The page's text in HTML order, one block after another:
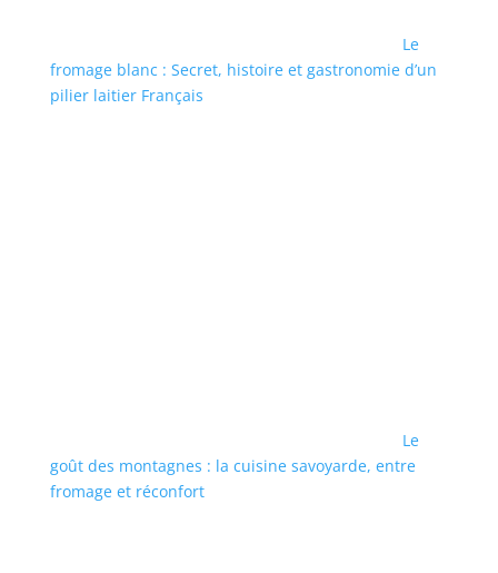
Le
fromage blanc : Secret, histoire et gastronomie d’un
pilier laitier Français
Le
goût des montagnes : la cuisine savoyarde, entre
fromage et réconfort